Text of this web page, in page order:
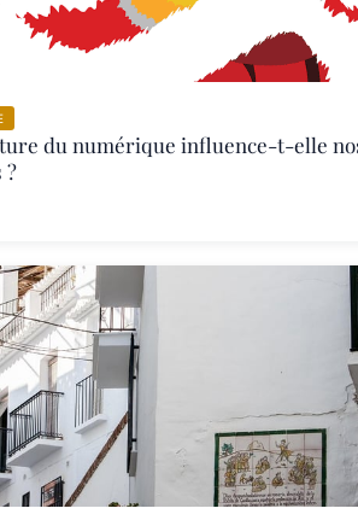
du numérique influence-t-elle
?